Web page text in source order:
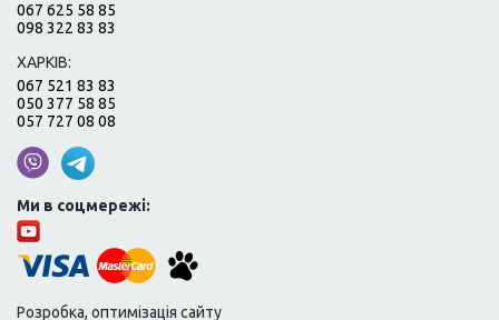
067 625 58 85
098 322 83 83
ХАРКІВ:
067 521 83 83
050 377 58 85
057 727 08 08
Ми в соцмережі:
Розробка, оптимізація сайту